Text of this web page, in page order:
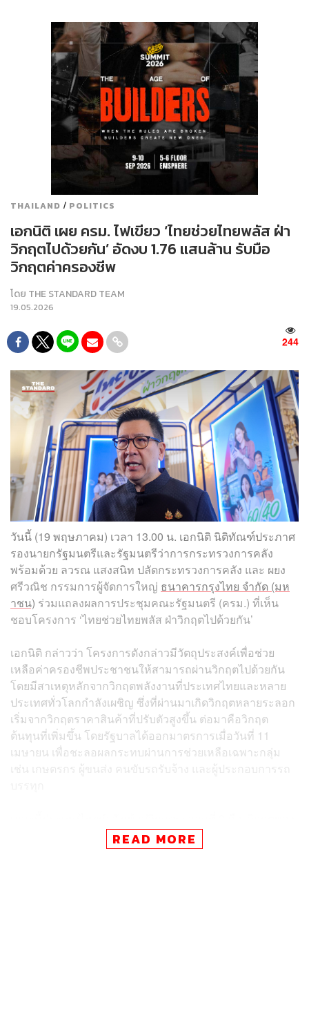
THAILAND / POLITICS
เอกนิติ เผย ครม. ไฟเขียว ‘ไทยช่วยไทยพลัส ฝ่า
วิกฤตไปด้วยกัน’ อัดงบ 1.76 แสนล้าน รับมือ
วิกฤตค่าครองชีพ
โดย THE STANDARD TEAM
19.05.2026
244
วันนี้ (19 พฤษภาคม) เวลา 13.00 น. เอกนิติ นิติทัณฑ์ประภาศ
รองนายกรัฐมนตรีและรัฐมนตรีว่าการกระทรวงการคลัง
พร้อมด้วย ลวรณ แสงสนิท ปลัดกระทรวงการคลัง และ ผยง
ศรีวณิช กรรมการผู้จัดการใหญ่ ธนาคารกรุงไทย จำกัด (มห
าชน) ร่วมแถลงผลการประชุมคณะรัฐมนตรี (ครม.) ที่เห็น
ชอบโครงการ ‘ไทยช่วยไทยพลัส ฝ่าวิกฤตไปด้วยกัน’
เอกนิติ กล่าวว่า โครงการดังกล่าวมีวัตถุประสงค์เพื่อช่วย
เหลือค่าครองชีพประชาชนให้สามารถผ่านวิกฤตไปด้วยกัน
โดยมีสาเหตุหลักจากวิกฤตพลังงานที่ประเทศไทยและหลาย
ประเทศทั่วโลกกำลังเผชิญ ซึ่งที่ผ่านมาเกิดวิกฤตหลายระลอก
เริ่มจากวิกฤตราคาสินค้าที่ปรับตัวสูงขึ้น ต่อมาคือวิกฤต
ต้นทุนที่เพิ่มขึ้น โดยรัฐบาลได้ออกมาตรการเมื่อวันที่ 11
เมษายน เพื่อชะลอผลกระทบผ่านการช่วยเหลือเฉพาะกลุ่ม
เช่น เกษตรกร ผู้ขนส่ง คนขับรถรับจ้าง และผู้ประกอบการรถ
แพง’ ซึ่งมีโอกาสทำให้อัตราเงินเฟ้อเพิ่มสูงขึ้น และหากไม่
สามารถควบคุมได้ จะนำไปสู่วิกฤตกำลังซื้อหดตัว รายได้ลด
READ MORE